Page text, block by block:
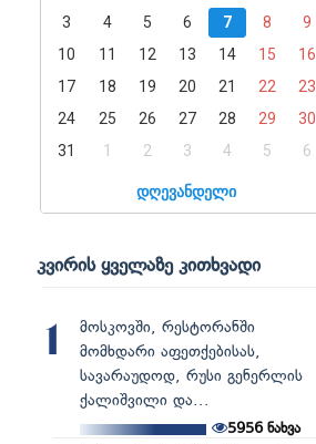
3
4 5 6 7 8
9
10
11 12 13 14 15
16
17
18 19 20 21 22
23
24
25 26 27 28 29
30
31
1 2 3 4 5 6
დღევანდელი
კვირის ყველაზე კითხვადი
1
მოსკოვში, რესტორანში
მომხდარი აფეთქებისას,
სავარაუდოდ, რუსი გენერლის
ქალიშვილი და...
5956ნახვა